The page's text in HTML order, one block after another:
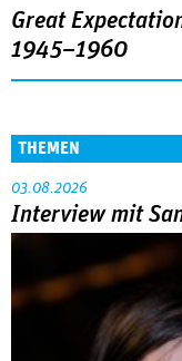
Great
1945–1960
THEMEN
03.08.2026
Interview mit